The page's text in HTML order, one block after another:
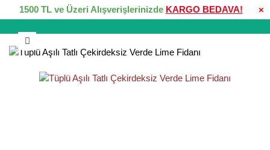
×
1500 TL ve Üzeri Alışverişlerinizde KARGO BEDAVA!